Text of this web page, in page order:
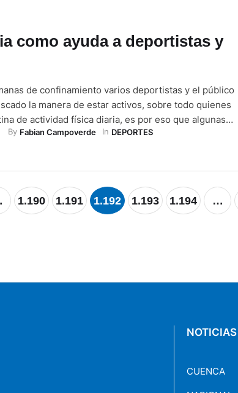
como ayuda a deportistas y
de confinamiento varios deportistas y el público
la manera de estar activos, sobre todo quienes
de actividad física diaria, es por eso que algunas
contactado con profesionales en la rama deportiva;
By Fabian Campoverde In DEPORTES
1.190 1.191 1.192 1.193 1.194 …
NOTICIAS
CUENCA